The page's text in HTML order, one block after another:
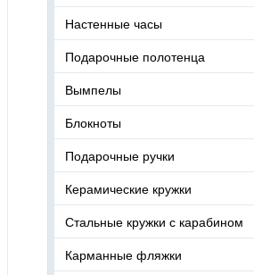
Настенные часы
Подарочные полотенца
Вымпелы
Блокноты
Подарочные ручки
Керамические кружки
Стальные кружки с карабином
Карманные фляжки